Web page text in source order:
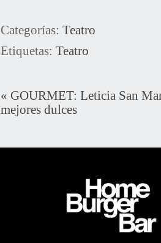
Categorías: Teatro
Etiquetas: Teatro
« GOURMET: Leticia San
mejores dulces